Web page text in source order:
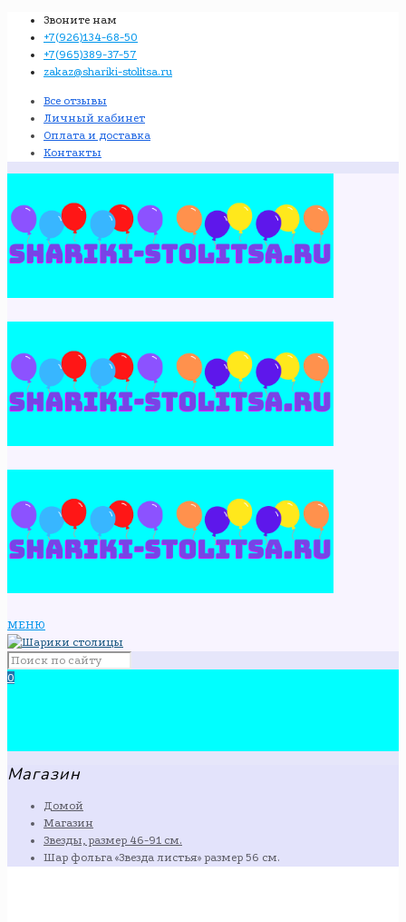
Звоните нам
+7(926)134-68-50
+7(965)389-37-57
zakaz@shariki-stolitsa.ru
Все отзывы
Личный кабинет
Оплата и доставка
Контакты
МЕНЮ
0
Магазин
Домой
Магазин
Звезды, размер 46-91 см.
Шар фольга «Звезда листья» размер 56 см.